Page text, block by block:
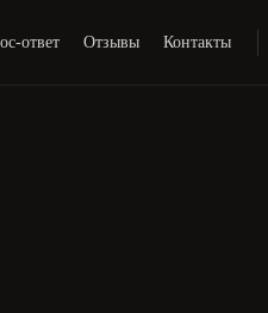
ответ Отзывы Контакты